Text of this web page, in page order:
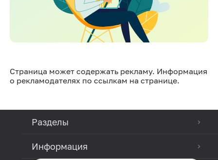
Страница может содержать рекламу. Информация
о рекламодателях по ссылкам на странице.
Разделы
Информация